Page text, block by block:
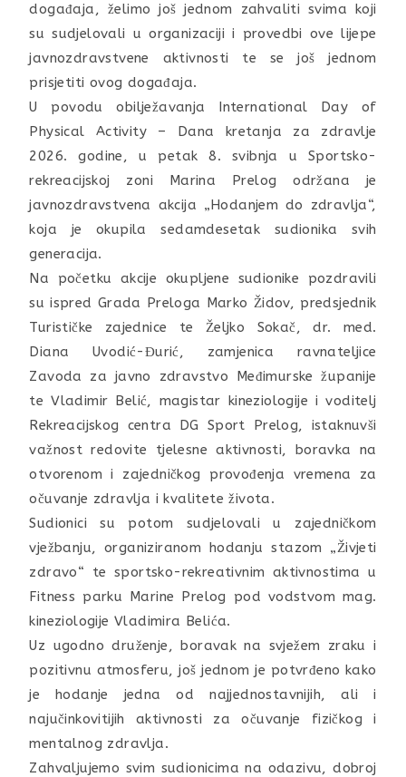
događaja, želimo još jednom zahvaliti svima koji
su sudjelovali u organizaciji i provedbi ove lijepe
javnozdravstvene aktivnosti te se još jednom
prisjetiti ovog događaja.
U povodu obilježavanja International Day of
Physical Activity – Dana kretanja za zdravlje
2026. godine, u petak 8. svibnja u Sportsko-
rekreacijskoj zoni Marina Prelog održana je
javnozdravstvena akcija „Hodanjem do zdravlja“,
koja je okupila sedamdesetak sudionika svih
generacija.
Na početku akcije okupljene sudionike pozdravili
su ispred Grada Preloga Marko Židov, predsjednik
Turističke zajednice te Željko Sokač, dr. med.
Diana Uvodić-Đurić, zamjenica ravnateljice
Zavoda za javno zdravstvo Međimurske županije
te Vladimir Belić, magistar kineziologije i voditelj
Rekreacijskog centra DG Sport Prelog, istaknuvši
važnost redovite tjelesne aktivnosti, boravka na
otvorenom i zajedničkog provođenja vremena za
očuvanje zdravlja i kvalitete života.
Sudionici su potom sudjelovali u zajedničkom
vježbanju, organiziranom hodanju stazom „Živjeti
zdravo“ te sportsko-rekreativnim aktivnostima u
Fitness parku Marine Prelog pod vodstvom mag.
kineziologije Vladimira Belića.
Uz ugodno druženje, boravak na svježem zraku i
pozitivnu atmosferu, još jednom je potvrđeno kako
je hodanje jedna od najjednostavnijih, ali i
najučinkovitijih aktivnosti za očuvanje fizičkog i
mentalnog zdravlja.
Zahvaljujemo svim sudionicima na odazivu, dobroj